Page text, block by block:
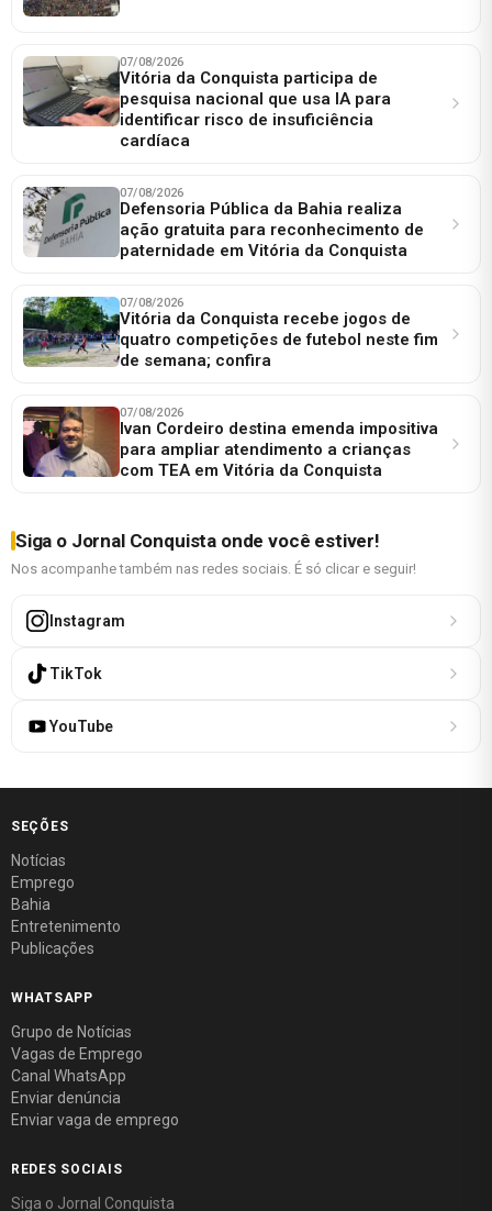
07/08/2026
Vitória da Conquista participa de
pesquisa nacional que usa IA para
identificar risco de insuficiência
cardíaca
07/08/2026
Defensoria Pública da Bahia realiza
ação gratuita para reconhecimento de
paternidade em Vitória da Conquista
07/08/2026
Vitória da Conquista recebe jogos de
quatro competições de futebol neste fim
de semana; confira
07/08/2026
Ivan Cordeiro destina emenda impositiva
para ampliar atendimento a crianças
com TEA em Vitória da Conquista
Siga o Jornal Conquista onde você estiver!
Nos acompanhe também nas redes sociais. É só clicar e seguir!
Instagram
TikTok
YouTube
SEÇÕES
Notícias
Emprego
Bahia
Entretenimento
Publicações
WHATSAPP
Grupo de Notícias
Vagas de Emprego
Canal WhatsApp
Enviar denúncia
Enviar vaga de emprego
REDES SOCIAIS
Siga o Jornal Conquista